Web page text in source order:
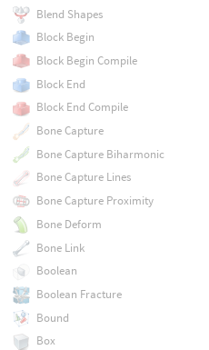
Blend Shapes
Block Begin
Block Begin Compile
Block End
Block End Compile
Bone Capture
Bone Capture Biharmonic
Bone Capture Lines
Bone Capture Proximity
Bone Deform
Bone Link
Boolean
Boolean Fracture
Bound
Box